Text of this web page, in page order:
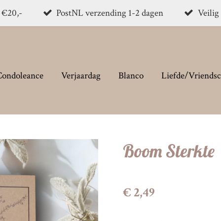
€20,- PostNL verzending 1-2 dagen Veilig
Verjaardag Blanco
Liefde/
Boom Sterkte
€ 2,49